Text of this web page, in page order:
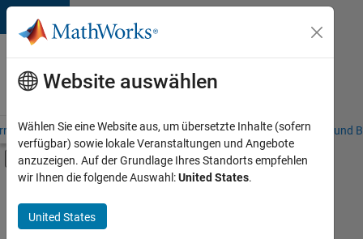
Weiter zum Inhalt
Karriere
bei
MathWorks
– Übersicht Stellensuche Niederlassungen Studierende und
Umschaltung für Off-Canvas-
Hauptinhalt
Praktika
Customer Support
+8
Website auswählen
Wählen Sie eine Website aus, um übersetzte Inhalte (sofern
verfügbar) sowie lokale Veranstaltungen und Angebote
anzuzeigen. Auf der Grundlage Ihres Standorts empfehlen
wir Ihnen die folgende Auswahl:United States.
United States